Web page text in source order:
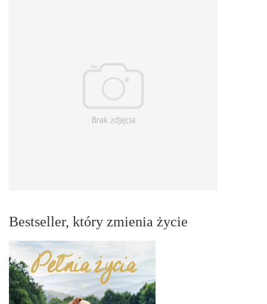
Bestseller, który zmienia życie